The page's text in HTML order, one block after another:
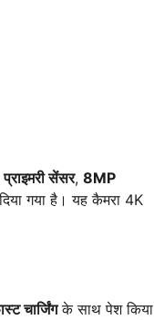
सेंसर, 8MP
गया है। यह कैमरा 4K
चार्जिंगके साथ पेश किया